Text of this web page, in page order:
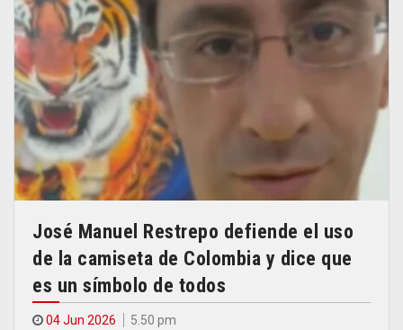
José Manuel Restrepo defiende el uso
de la camiseta de Colombia y dice que
es un símbolo de todos
04 Jun 2026 5.50 pm